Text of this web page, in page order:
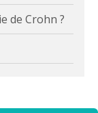
de Crohn ?